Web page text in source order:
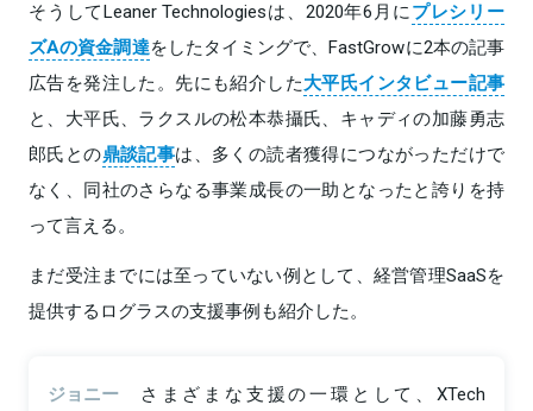
そうしてLeaner Technologiesは、2020年6月にプレシリー
ズAの資金調達をしたタイミングで、FastGrowに2本の記事
広告を発注した。先にも紹介した大平氏インタビュー記事
と、大平氏、ラクスルの松本恭攝氏、キャディの加藤勇志
郎氏との鼎談記事は、多くの読者獲得につながっただけで
なく、同社のさらなる事業成長の一助となったと誇りを持
って言える。
まだ受注までには至っていない例として、経営管理SaaSを
提供するログラスの支援事例も紹介した。
ジョニー
さまざまな支援の一環として、XTech